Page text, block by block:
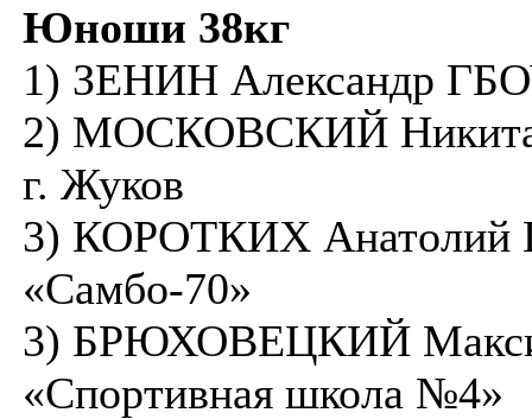
Юноши 38кг
1) ЗЕНИН Александр
2) МОСКОВСКИЙ Никита
г. Жуков
3) КОРОТКИХ
«Самбо-70»
3) БРЮХОВЕЦКИЙ
«Спортивная школа №4»